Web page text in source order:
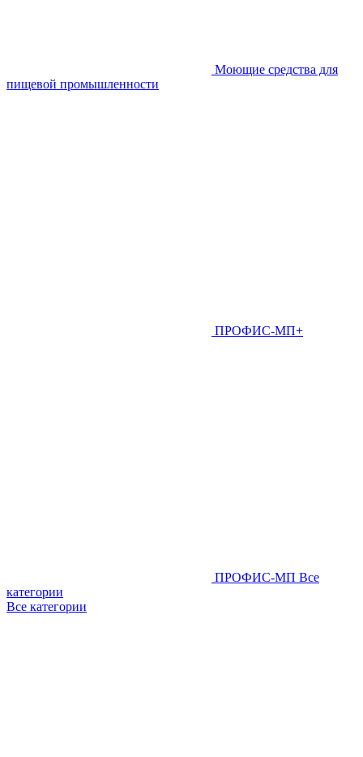
Моющие средства для
пищевой промышленности
ПРОФИС-МП+
ПРОФИС-МП Все
категории
Все категории